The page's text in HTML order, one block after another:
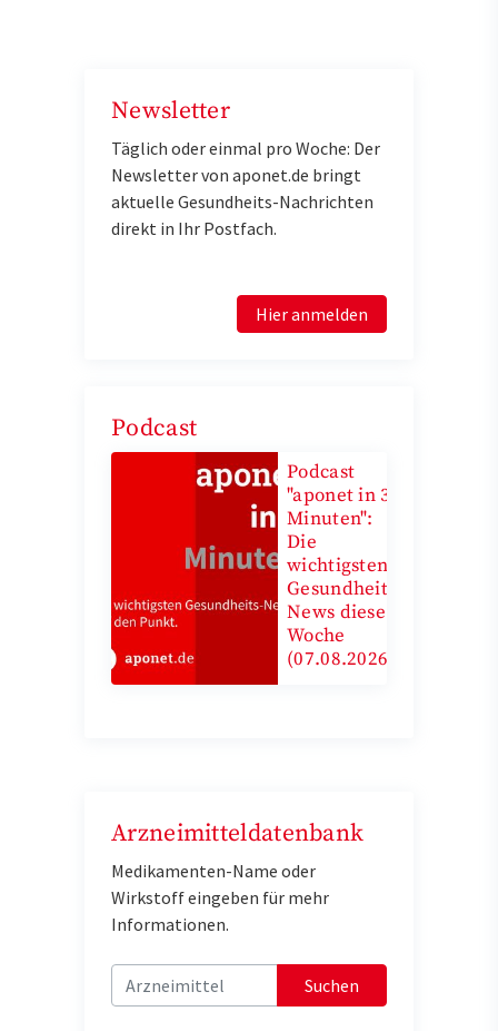
Newsletter
Täglich oder einmal pro Woche: Der
Newsletter von aponet.de bringt
aktuelle Gesundheits-Nachrichten
direkt in Ihr Postfach.
Hier anmelden
Podcast
Podcast
"aponet in 3
Minuten":
Die
wichtigsten
Gesundheits-
News diese
Woche
(07.08.2026)
Arzneimitteldatenbank
Medikamenten-Name oder
Wirkstoff eingeben für mehr
Informationen.
Suchen